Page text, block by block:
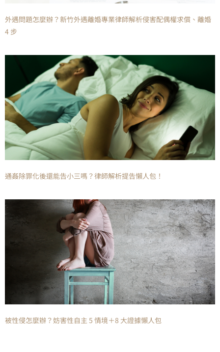
外遇問題怎麼辦？新竹外遇離婚專業律師解析侵害配偶權求償、離婚
4 步
通姦除罪化後還能告小三嗎？律師解析提告懶人包！
被性侵怎麼辦？妨害性自主 5 情境＋8 大證據懶人包